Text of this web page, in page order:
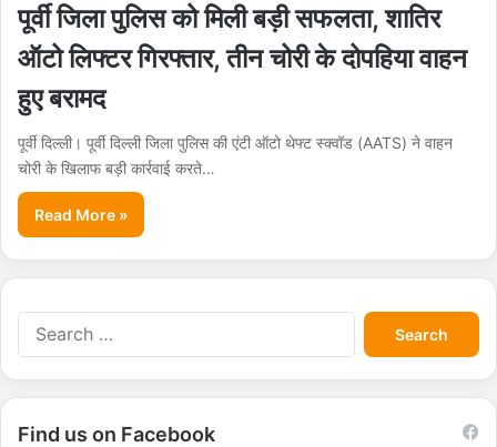
पूर्वी जिला पुलिस को मिली बड़ी सफलता, शातिर
ऑटो लिफ्टर गिरफ्तार, तीन चोरी के दोपहिया वाहन
हुए बरामद
पूर्वी दिल्ली। पूर्वी दिल्ली जिला पुलिस की एंटी ऑटो थेफ्ट स्क्वॉड (AATS) ने वाहन
चोरी के खिलाफ बड़ी कार्रवाई करते…
Read More »
S
e
a
r
Find us on Facebook